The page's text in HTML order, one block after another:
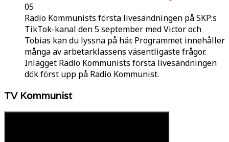
05
Radio Kommunists första livesändningen på SKP:s
TikTok-kanal den 5 september med Victor och
Tobias kan du lyssna på här. Programmet innehåller
många av arbetarklassens väsentligaste frågor.
Inlägget Radio Kommunists första livesändningen
dök först upp på Radio Kommunist.
TV Kommunist